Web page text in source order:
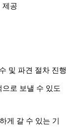
제공
및 파견 절차 진행
로 보낼 수 있도
게 갈 수 있는 기